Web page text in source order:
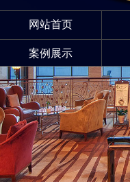
网站首页
案例展示